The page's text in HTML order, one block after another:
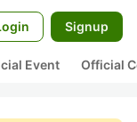
Signup
Event Official